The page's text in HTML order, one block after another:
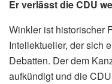
Er verlässt die CDU
Winkler ist historischer
Intellektueller, der sich
Debatten. Der dem
aufkündigt und die